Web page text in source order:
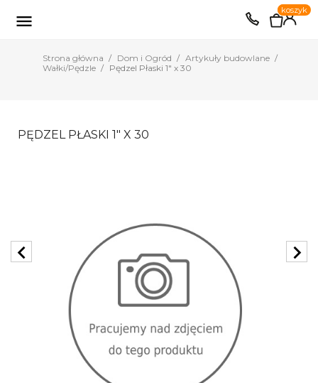
EUR PLN

0
koszyk
Strona główna Dom i Ogród
Artykuły budowlane
Wałki/Pędzle
Pędzel Płaski 1" x 30
PĘDZEL PŁASKI 1" X 30
chevron_left chevron_right